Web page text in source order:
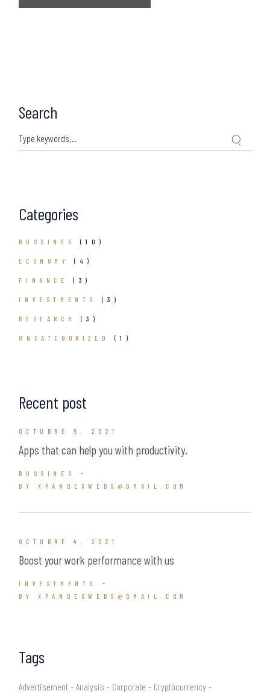
Search
Categories
BUSSINES (10)
ECONOMY (4)
FINANCE (3)
INVESTMENTS (3)
RESEARCH (3)
UNCATEGORIZED (1)
Recent post
OCTUBRE 5, 2021
Apps that can help you with productivity.
BUSSINES
BY XPANDEXWEBS@GMAIL.COM
OCTUBRE 4, 2021
Boost your work performance with us
INVESTMENTS
BY XPANDEXWEBS@GMAIL.COM
Tags
Advertisement Analysis Corporate
Cryptocurrency